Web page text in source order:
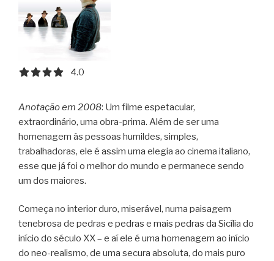
4.0 out of 5.0 stars
4.0
Anotação em 2008: Um filme espetacular,
extraordinário, uma obra-prima. Além de ser uma
homenagem às pessoas humildes, simples,
trabalhadoras, ele é assim uma elegia ao cinema italiano,
esse que já foi o melhor do mundo e permanece sendo
um dos maiores.
Começa no interior duro, miserável, numa paisagem
tenebrosa de pedras e pedras e mais pedras da Sicília do
início do século XX – e aí ele é uma homenagem ao início
do neo-realismo, de uma secura absoluta, do mais puro